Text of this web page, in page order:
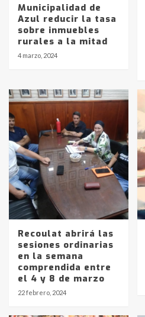
Municipalidad de
Azul reducir la tasa
sobre inmuebles
rurales a la mitad
4 marzo, 2024
Recoulat abrirá las
sesiones ordinarias
en la semana
comprendida entre
el 4 y 8 de marzo
22 febrero, 2024
Identidad de los
pampeanos